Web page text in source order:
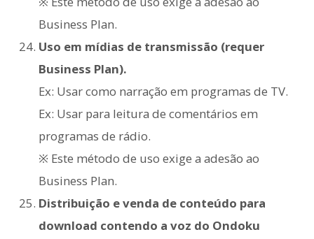
Business Plan.
Uso em mídias de transmissão (requer
Business Plan).
Ex: Usar como narração em programas de TV.
Ex: Usar para leitura de comentários em
programas de rádio.
※ Este método de uso exige a adesão ao
Business Plan.
Distribuição e venda de conteúdo para
download contendo a voz do Ondoku